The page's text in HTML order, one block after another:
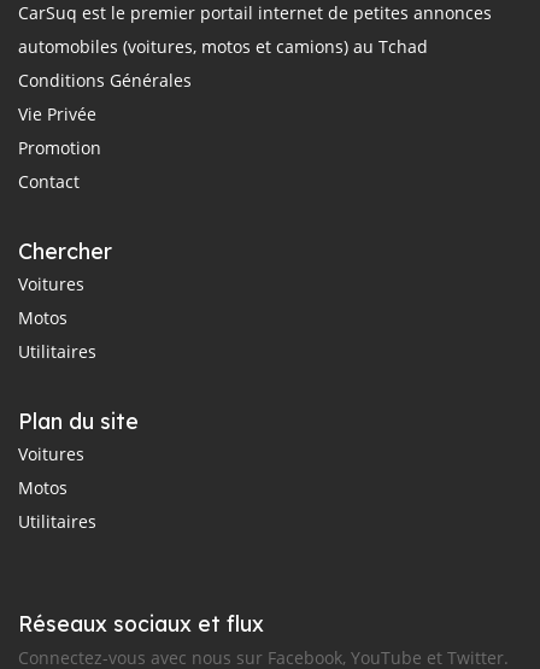
CarSuq est le premier portail internet de petites annonces
automobiles (voitures, motos et camions) au Tchad
Conditions Générales
Vie Privée
Promotion
Contact
Chercher
Voitures
Motos
Utilitaires
Plan du site
Voitures
Motos
Utilitaires
Réseaux sociaux et flux
Connectez-vous avec nous sur Facebook, YouTube et Twitter.